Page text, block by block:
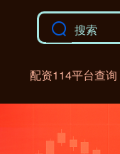
配资114平台查询